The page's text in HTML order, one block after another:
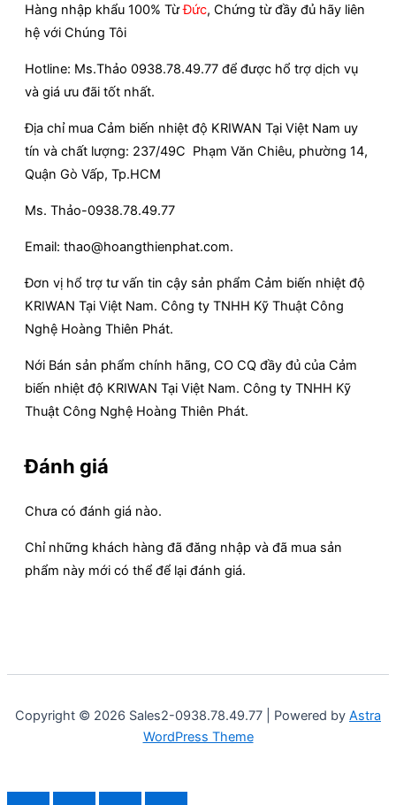
Hàng nhập khẩu 100% TừĐức, Chứng từ đầy đủ hãy liên
hệ với Chúng Tôi
Hotline: Ms.Thảo 0938.78.49.77 để được hổ trợ dịch vụ
và giá ưu đãi tốt nhất.
Địa chỉ mua Cảm biến nhiệt độ KRIWAN Tại Việt Nam uy
tín và chất lượng: 237/49C Phạm Văn Chiêu, phường 14,
Quận Gò Vấp, Tp.HCM
Ms. Thảo-0938.78.49.77
Email: thao@hoangthienphat.com.
Đơn vị hổ trợ tư vấn tin cậy sản phẩm Cảm biến nhiệt độ
KRIWAN Tại Việt Nam. Công ty TNHH Kỹ Thuật Công
Nghệ Hoàng Thiên Phát.
Nới Bán sản phẩm chính hãng, CO CQ đầy đủ của Cảm
biến nhiệt độ KRIWAN Tại Việt Nam. Công ty TNHH Kỹ
Thuật Công Nghệ Hoàng Thiên Phát.
Đánh giá
Chưa có đánh giá nào.
Chỉ những khách hàng đã đăng nhập và đã mua sản
phẩm này mới có thể để lại đánh giá.
Copyright © 2026 Sales2-0938.78.49.77 | Powered by Astra
WordPress Theme